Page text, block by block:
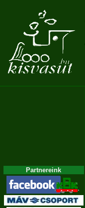
Partnereink